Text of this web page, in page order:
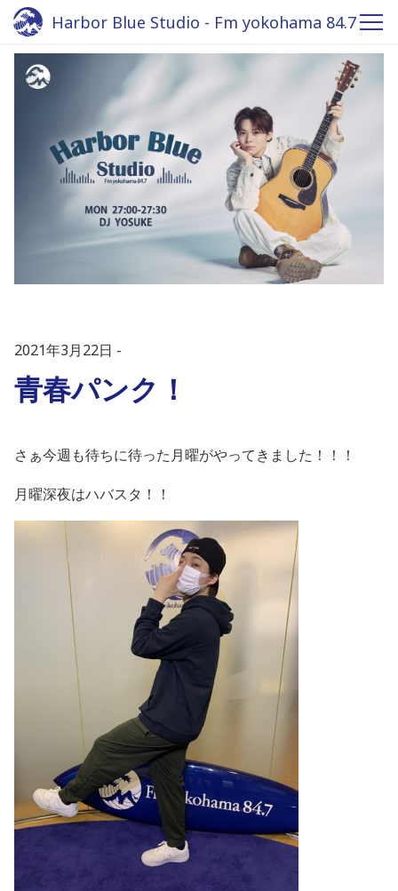
Harbor Blue Studio - Fm yokohama 84.7
2021年3月22日
青春パンク！
さぁ今週も待ちに待った月曜がやってきました！！！
月曜深夜はハバスタ！！